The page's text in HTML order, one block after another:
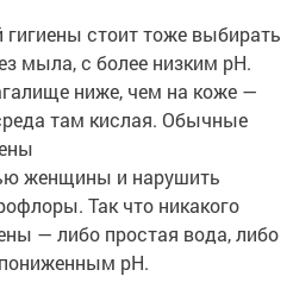
стоит тоже выбирать
мыла, с более низким pH.
ниже, чем на коже —
там кислая. Обычные
женщины и нарушить
Так что никакого
— либо простая вода, либо
pH.